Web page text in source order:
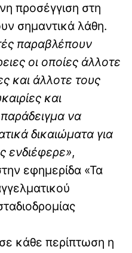
προσέγγιση στη
σημαντικά λάθη.
παραβλέπουν
οι οποίες άλλοτε
και άλλοτε τους
και
να
δικαιώματα για
ενδιέφερε»,
εφημερίδα «Τα
κάθε περίπτωση η